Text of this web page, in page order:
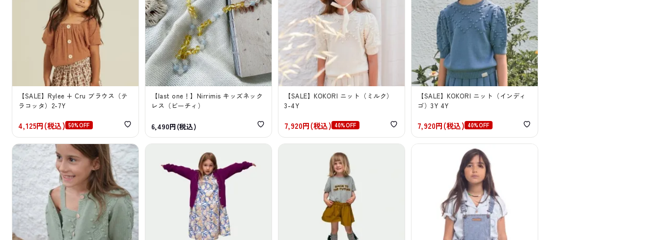
【SALE】Rylee + Cru ブラウス（テ
ラコッタ）2-7Y
4,125円(税込) 50%OFF
【last one！】Nirrimis キッズネック
レス（ビーチィ）
6,490円(税込)
【SALE】KOKORI ニット（ミルク）
3-4Y
7,920円(税込) 40%OFF
【SALE】KOKORI ニット（インディ
ゴ）3Y 4Y
7,920円(税込) 40%OFF